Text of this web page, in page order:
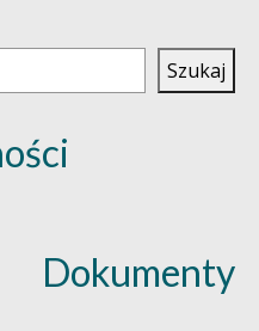
Szukaj
Dokumenty